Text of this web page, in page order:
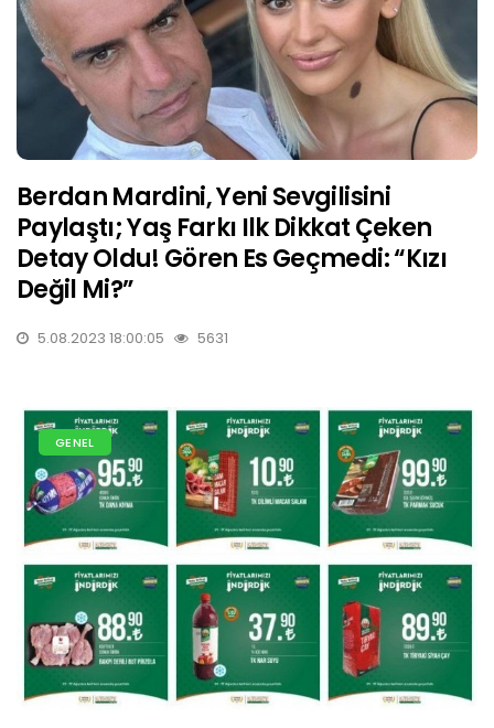
Berdan Mardini, Yeni Sevgilisini
Paylaştı; Yaş Farkı Ilk Dikkat Çeken
Detay Oldu! Gören Es Geçmedi: “Kızı
Değil Mi?”
5.08.2023 18:00:05 5631
GENEL